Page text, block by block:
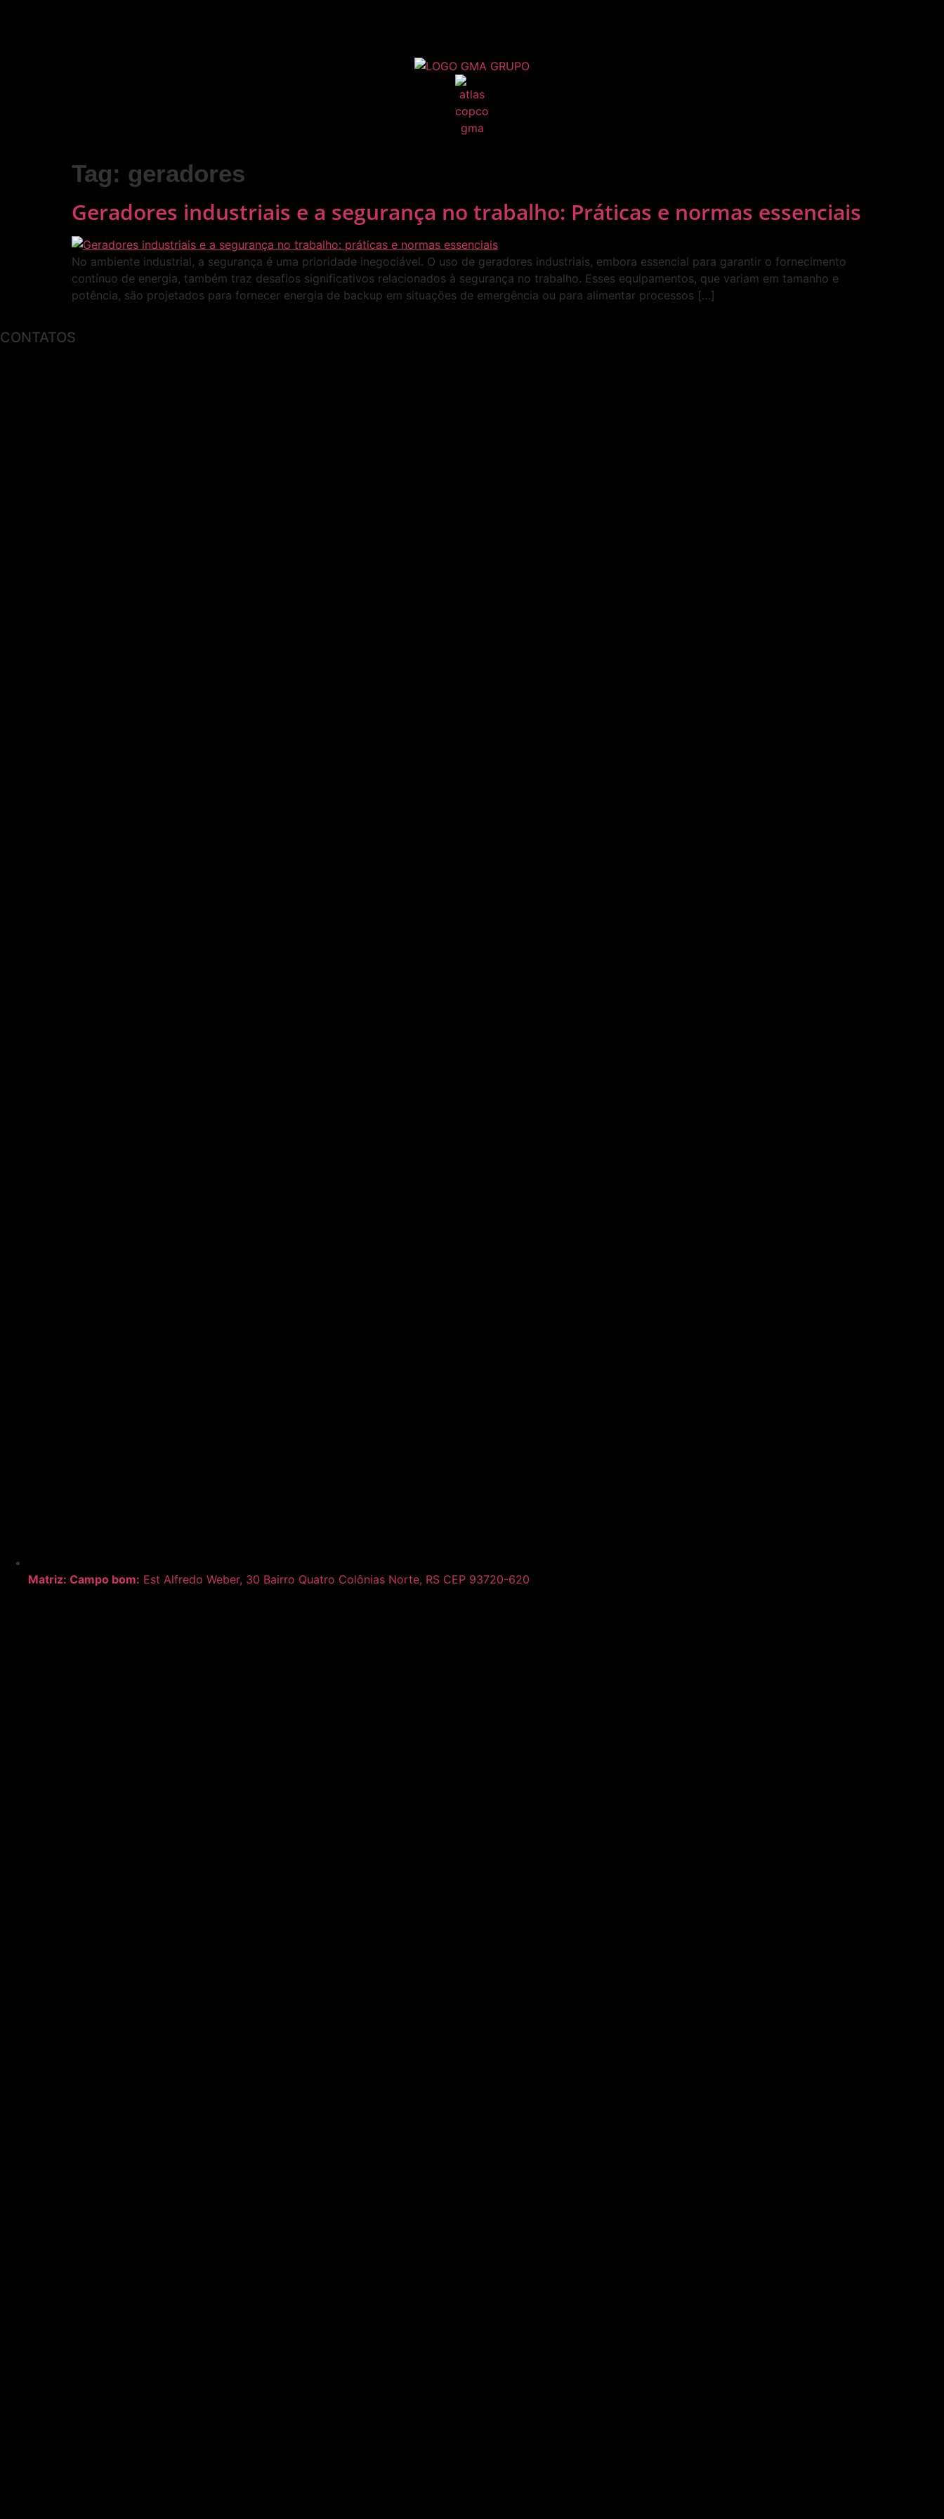
Tag: geradores
Geradores industriais e a segurança no trabalho: Práticas e normas essenciais
No ambiente industrial, a segurança é uma prioridade inegociável. O uso de geradores industriais, embora essencial para garantir o fornecimento
contínuo de energia, também traz desafios significativos relacionados à segurança no trabalho. Esses equipamentos, que variam em tamanho e
potência, são projetados para fornecer energia de backup em situações de emergência ou para alimentar processos […]
CONTATOS
Matriz: Campo bom: Est Alfredo Weber, 30 Bairro Quatro Colônias Norte, RS CEP 93720-620